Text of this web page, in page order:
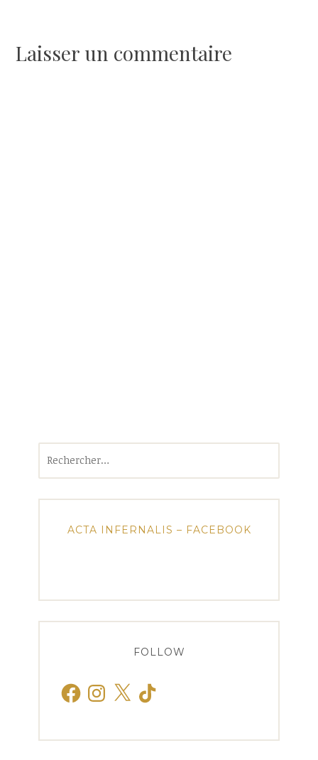
l’article
Laisser un commentaire
ACTA INFERNALIS – FACEBOOK
FOLLOW
FacebookInstagram
X TikTok